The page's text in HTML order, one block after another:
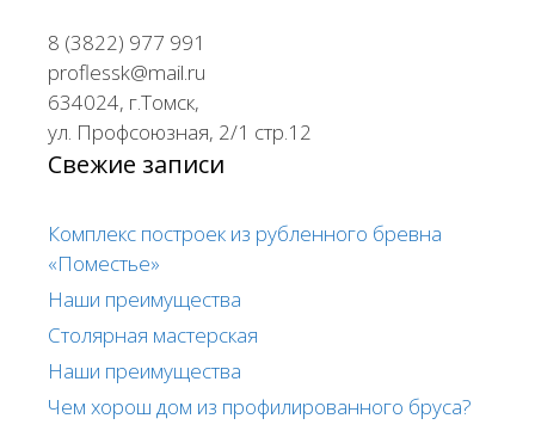
8 (3822) 977 991
proflessk@mail.ru
634024, г.Томск,
ул. Профсоюзная, 2/1 стр.12
Свежие записи
Комплекс построек из рубленного бревна
«Поместье»
Наши преимущества
Столярная мастерская
Наши преимущества
Чем хорош дом из профилированного бруса?